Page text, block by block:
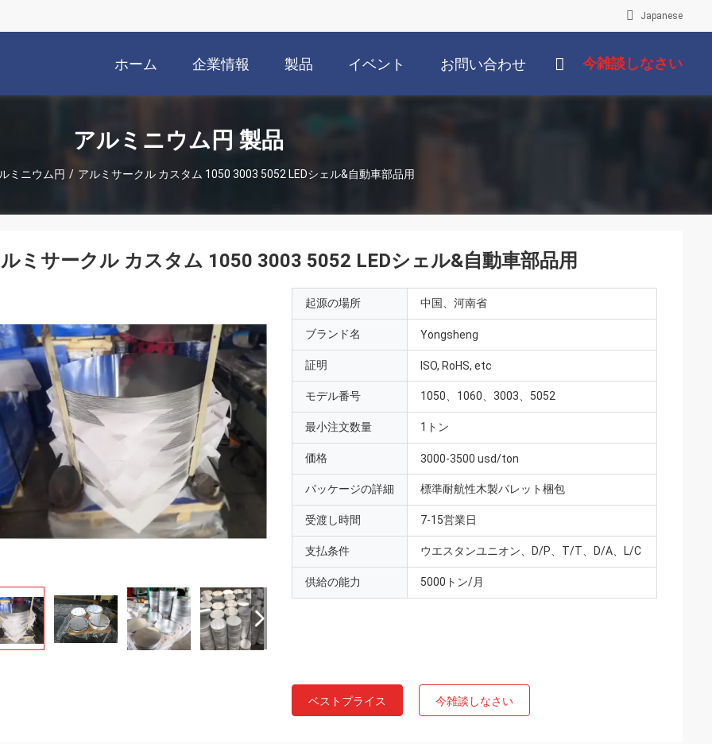
Japanese
ホーム 企業情報 製品 イベント お問い合わせ 今雑談しなさい
アルミニウム円 製品
ミニウム円 / アルミサークル カスタム 1050 3003 5052 LEDシェル&自動車部品用
ミサークル カスタム 1050 3003 5052 LEDシェル&自動車部品用
起源の場所 中国、河南省
ブランド名 Yongsheng
証明 ISO, RoHS, etc
モデル番号 1050、1060、3003、5052
最小注文数量 1トン
価格 3000-3500 usd/ton
パッケージの詳細 標準耐航性木製パレット梱包
受渡し時間 7-15営業日
支払条件 ウエスタンユニオン、D/P、T/T、D/A、L/C
供給の能力 5000トン/月
ベストプライス 今雑談しなさい